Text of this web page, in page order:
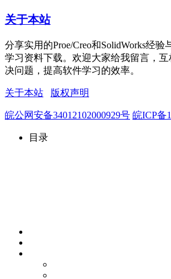
关于本站
分享实用的Proe/Creo和SolidWorks经
学习资料下载。欢迎大家给我留言，
决问题，提高软件学习的效率。
关于本站 版权声明
皖公网安备34012102000929号 皖ICP备
目录